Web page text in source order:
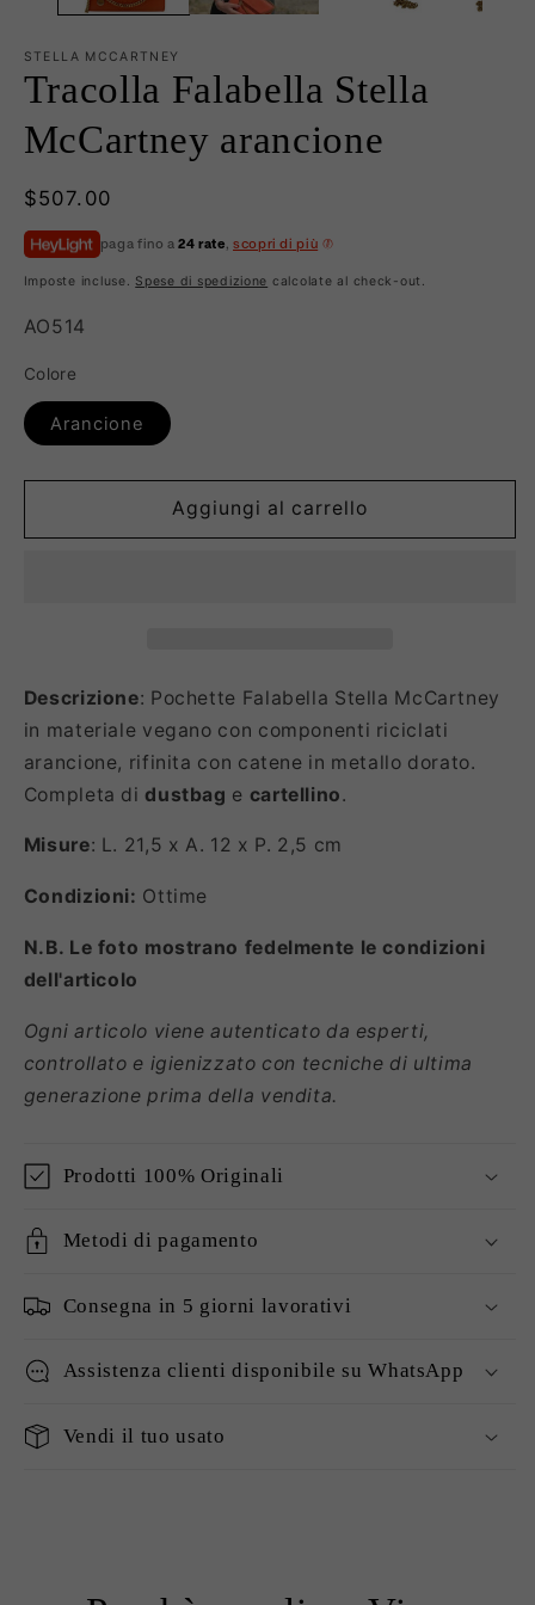
STELLA MCCARTNEY
Tracolla Falabella Stella
McCartney arancione
Prezzo
di
listino
$507.00
paga fino a24 rate scopri di più
Imposte incluse. Spese di spedizione calcolate al check-out.
SKU:
AO514
Colore
Arancione
Aggiungi al carrello
Descrizione: Pochette Falabella Stella McCartney
in materiale vegano con componenti riciclati
arancione, rifinita con catene in metallo dorato.
Completa didustbag e cartellino.
Misure: L. 21,5 x A. 12 x P. 2,5 cm
Condizioni: Ottime
N.B. Le foto mostrano fedelmente le condizioni
dell'articolo
Ogni articolo viene autenticato da esperti,
controllato e igienizzato con tecniche di ultima
generazione prima della vendita.
Prodotti 100% Originali
Metodi di pagamento
Consegna in 5 giorni lavorativi
Assistenza clienti disponibile su WhatsApp
Vendi il tuo usato